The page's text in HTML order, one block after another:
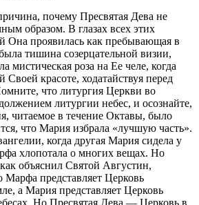
почему Пресвятая Дева не
образом. В глазах всех этих
Она проявилась как пребывающая в
тишина созерцательной визии,
мистическая роза на Ее челе, когда
Своей красоте, ходатайствуя перед
что литургия Церкви во
литургии небес, и осознайте,
читаемое в течение Октавы, было
что Мария избрала «лучшую часть».
когда другая Мария сидела у
хлопотала о многих вещах. Но
объяснил Святой Августин,
Марфа представляет Церковь
а Мария представляет Церковь